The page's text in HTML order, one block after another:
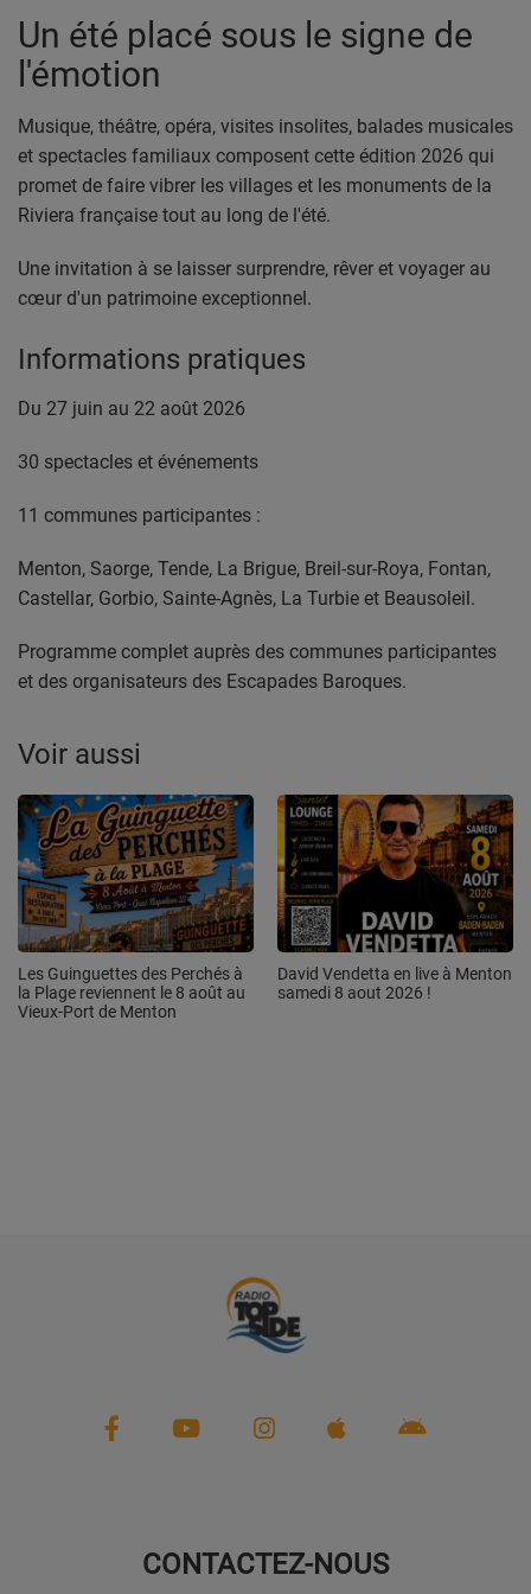
Un été placé sous le signe de
l'émotion
Musique, théâtre, opéra, visites insolites, balades musicales
et spectacles familiaux composent cette édition 2026 qui
promet de faire vibrer les villages et les monuments de la
Riviera française tout au long de l'été.
Une invitation à se laisser surprendre, rêver et voyager au
cœur d'un patrimoine exceptionnel.
Informations pratiques
Du 27 juin au 22 août 2026
30 spectacles et événements
11 communes participantes :
Menton, Saorge, Tende, La Brigue, Breil-sur-Roya, Fontan,
Castellar, Gorbio, Sainte-Agnès, La Turbie et Beausoleil.
Programme complet auprès des communes participantes
et des organisateurs des Escapades Baroques.
Voir aussi
Les Guinguettes des Perchés à
la Plage reviennent le 8 août au
Vieux-Port de Menton
David Vendetta en live à Menton
samedi 8 aout 2026 !
CONTACTEZ-NOUS